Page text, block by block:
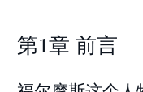
第1章 前言